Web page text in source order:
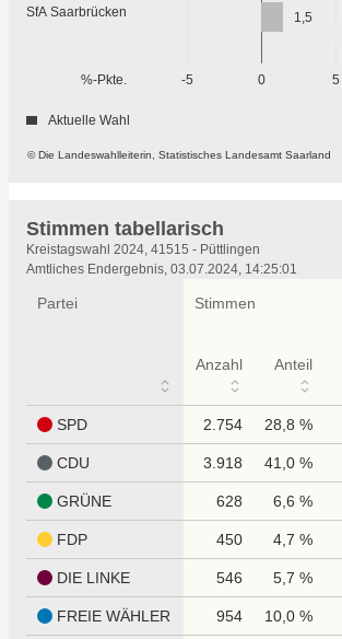
SfA Saarbrücken
-5 0 5
%-Pkte.
1,5
© Die Landeswahlleiterin, Statistisches Landesamt Saarland
Aktuelle Wahl
Stimmen tabellarisch
Stimmen
tabellarisch
Kreistagswahl 2024, 41515 - Püttlingen
Amtliches Endergebnis, 03.07.2024, 14:25:01
Partei Stimmen
Anzahl Anteil
SPD 2.754 28,8 %
CDU 3.918 41,0 %
GRÜNE 628 6,6 %
FDP 450 4,7 %
DIE LINKE 546 5,7 %
FREIE WÄHLER 954 10,0 %